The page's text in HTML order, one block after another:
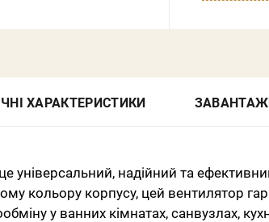
Діаметр, мм
Тип
Тип
ХАРАКТЕРИСТИКИ
універсальний, надійний та
кольору корпусу, цей вентилятор
у ванних кімнатах, санвузлах,